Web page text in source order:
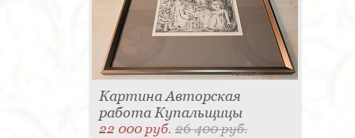
Картина Авторская
работа Купальщицы
22 000 руб.26 400 руб.